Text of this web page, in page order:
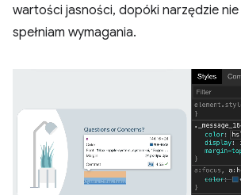
wartości jasności, dopóki narzędzie
spełniam wymagania.